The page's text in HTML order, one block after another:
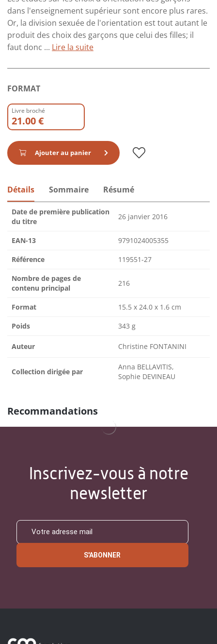
dans l'enseignement supérieur sont encore plus rares.
Or, la division sexuée de l'orientation est tout autant le
produit des choix des garçons que celui des filles; il
faut donc ... Lire la suite
FORMAT
Livre broché
21.00 €
Ajouter au panier
Détails Sommaire Résumé
Date de première publication
du titre
26 janvier 2016
EAN-13 9791024005355
Référence 119551-27
Nombre de pages de
contenu principal
216
Format 15.5 x 24.0 x 1.6 cm
Poids 343 g
Auteur Christine FONTANINI
Collection dirigée par
Anna BELLAVITIS,
Sophie DEVINEAU
Recommandations
Inscrivez-vous à notre
newsletter
S'ABONNER